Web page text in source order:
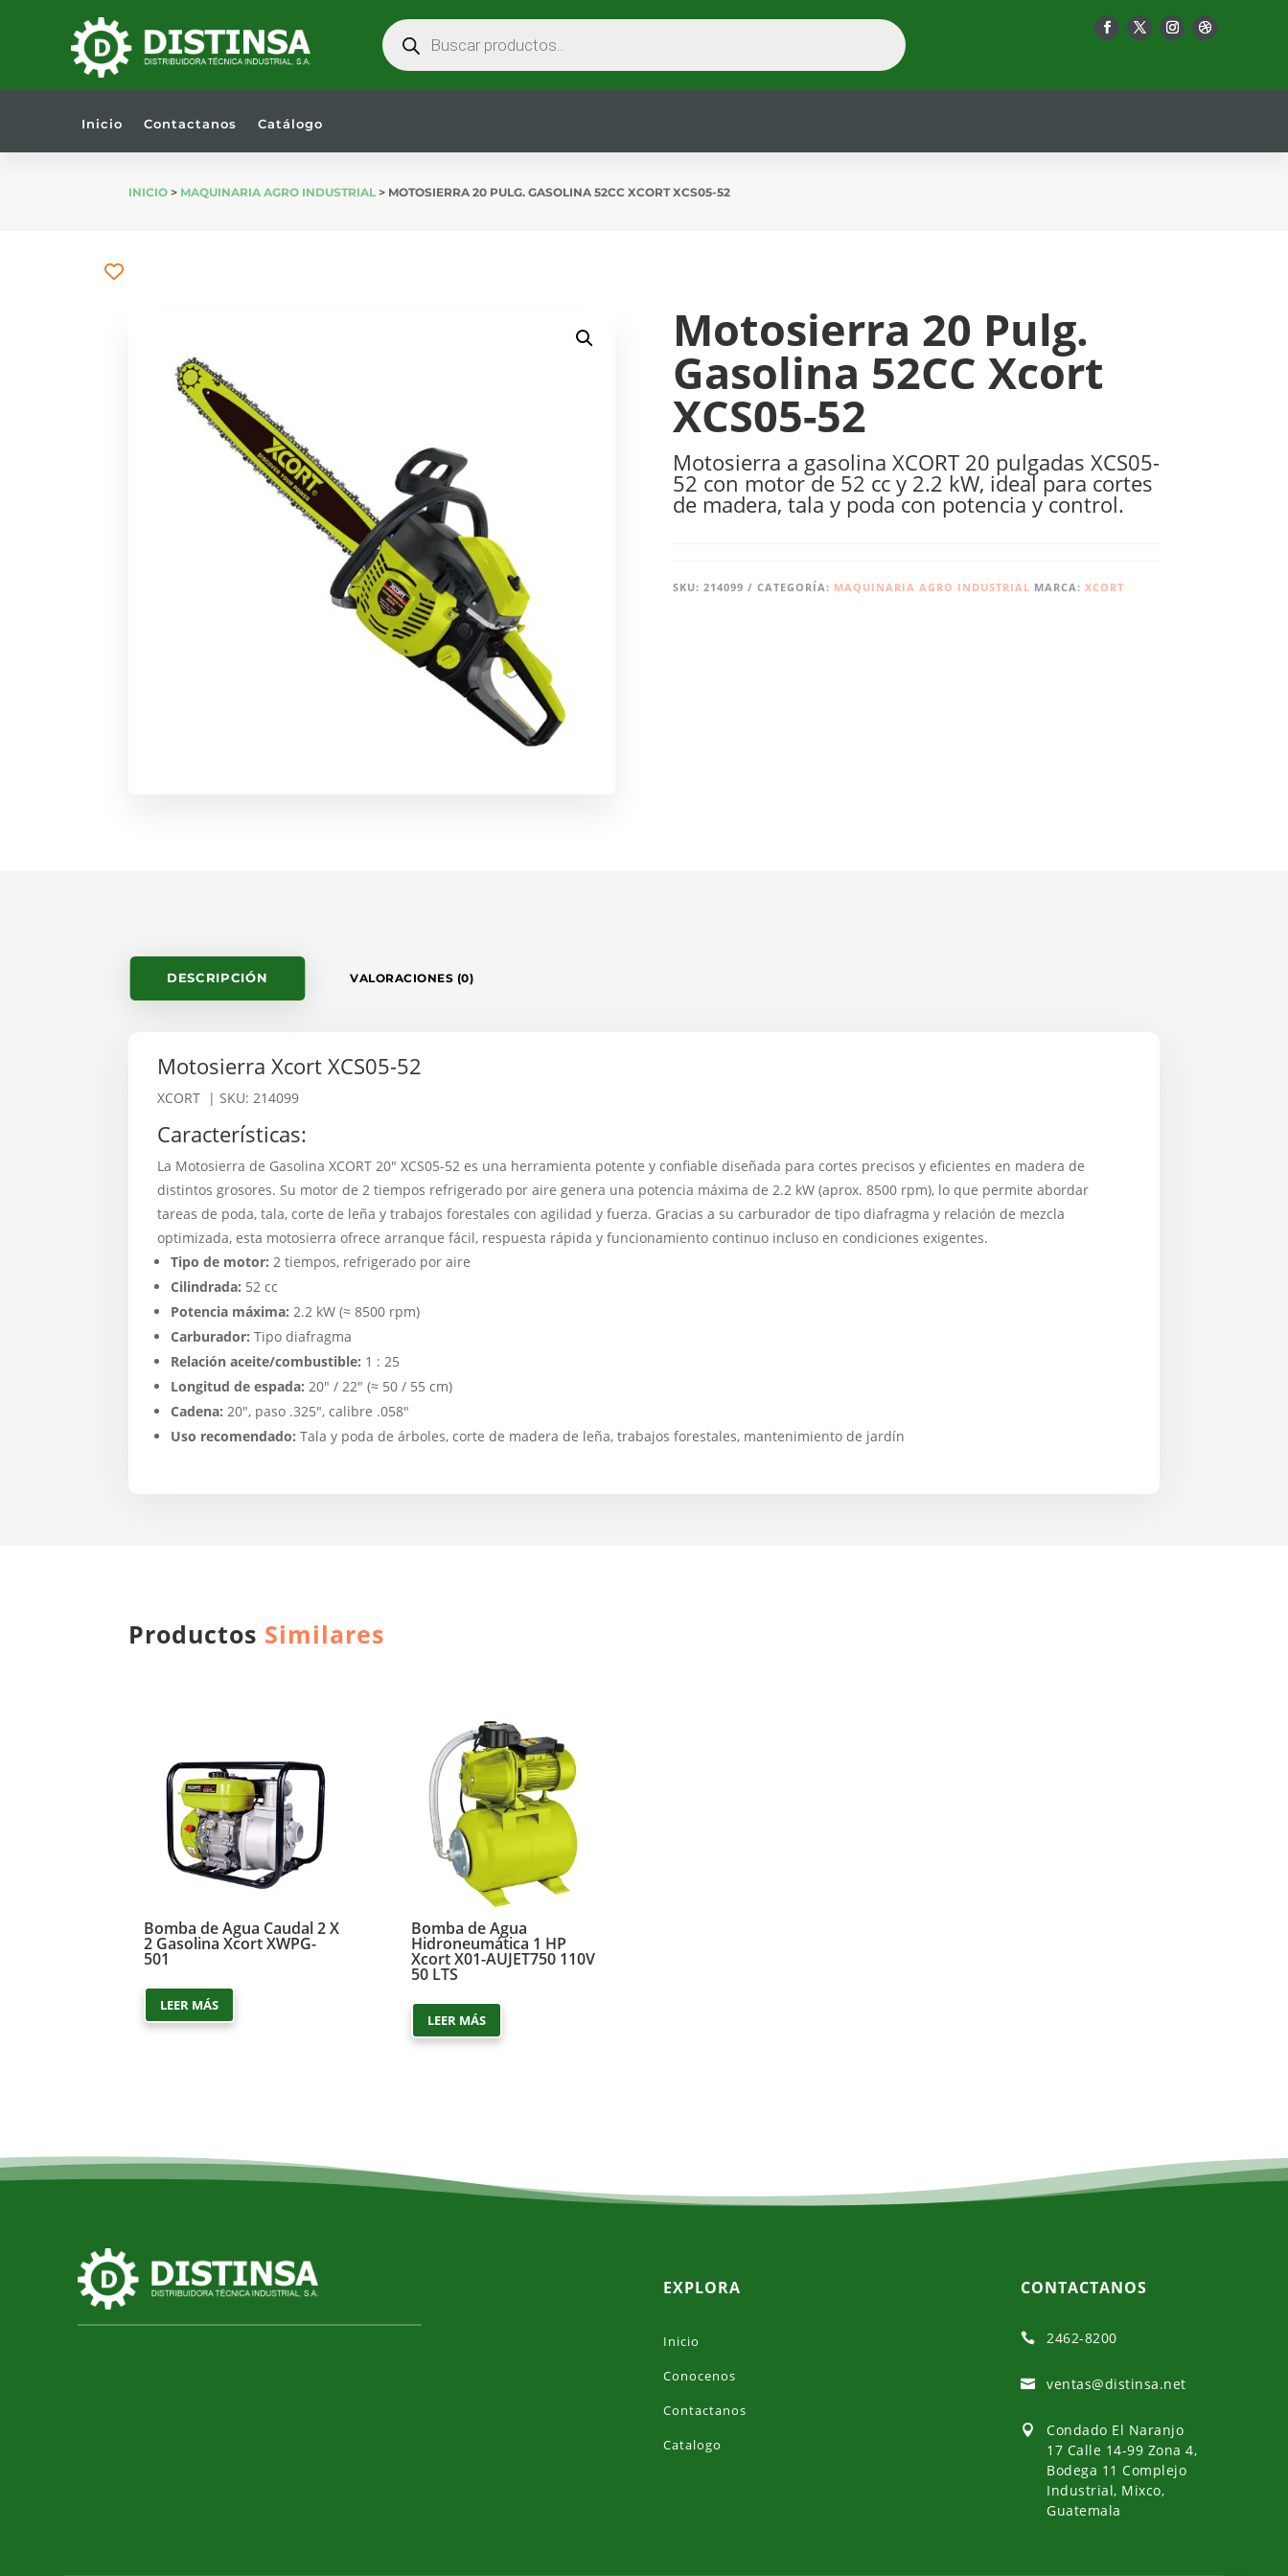
BÚSQUEDA
DE
PRODUCTOS
Inicio Contactanos Catálogo
INICIO > MAQUINARIA AGRO INDUSTRIAL > MOTOSIERRA 20 PULG. GASOLINA 52CC XCORT XCS05-52
Motosierra 20 Pulg.
Gasolina 52CC Xcort
XCS05-52
Motosierra a gasolina XCORT 20 pulgadas XCS05-
52 con motor de 52 cc y 2.2 kW, ideal para cortes
de madera, tala y poda con potencia y control.
SKU: 214099 CATEGORÍA: MAQUINARIA AGRO INDUSTRIAL MARCA: XCORT
DESCRIPCIÓN VALORACIONES (0)
Motosierra Xcort XCS05-52
XCORT | SKU: 214099
Características:
La Motosierra de Gasolina XCORT 20″ XCS05-52 es una herramienta potente y confiable diseñada para cortes precisos y eficientes en madera de
distintos grosores. Su motor de 2 tiempos refrigerado por aire genera una potencia máxima de 2.2 kW (aprox. 8500 rpm), lo que permite abordar
tareas de poda, tala, corte de leña y trabajos forestales con agilidad y fuerza. Gracias a su carburador de tipo diafragma y relación de mezcla
optimizada, esta motosierra ofrece arranque fácil, respuesta rápida y funcionamiento continuo incluso en condiciones exigentes.
Tipo de motor: 2 tiempos, refrigerado por aire
Cilindrada: 52 cc
Potencia máxima: 2.2 kW (≈ 8500 rpm)
Carburador: Tipo diafragma
Relación aceite/combustible: 1 : 25
Longitud de espada: 20″ / 22″ (≈ 50 / 55 cm)
Cadena: 20″, paso .325″, calibre .058″
Uso recomendado: Tala y poda de árboles, corte de madera de leña, trabajos forestales, mantenimiento de jardín
Productos Similares
Bomba de Agua Caudal 2 X
2 Gasolina Xcort XWPG-
501
LEER MÁS
Bomba de Agua
Hidroneumática 1 HP
Xcort X01-AUJET750 110V
50 LTS
LEER MÁS
EXPLORA
Inicio
Conocenos
Contactanos
Catalogo
CONTACTANOS
 2462-8200
 ventas@distinsa.net

Condado El Naranjo
17 Calle 14-99 Zona 4,
Bodega 11 Complejo
Industrial, Mixco,
Guatemala